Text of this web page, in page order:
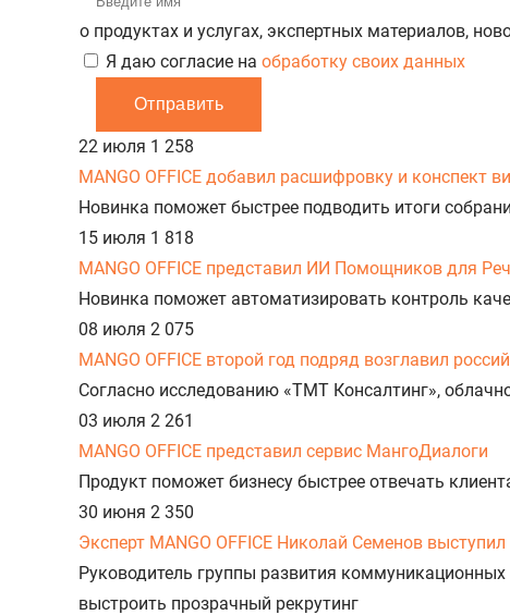
о продуктах и услугах, экспертных материалов,
Я даю согласие на обработку своих данных
Отправить
22 июля 1 258
MANGO OFFICE добавил расшифровку и конспект
Новинка поможет быстрее подводить итоги
15 июля 1 818
MANGO OFFICE представил ИИ Помощников для
Новинка поможет автоматизировать контроль
08 июля 2 075
MANGO OFFICE второй год подряд возглавил
Согласно исследованию «ТМТ Консалтинг»,
03 июля 2 261
MANGO OFFICE представил сервис МангоДиалоги
Продукт поможет бизнесу быстрее отвечать
30 июня 2 350
Эксперт MANGO OFFICE Николай Семенов выступил
Руководитель группы развития
выстроить прозрачный рекрутинг